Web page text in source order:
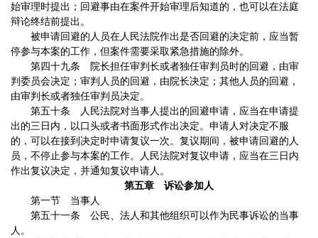
始审理时提出；回避事由在案件开始审理后知道的，也可以在法庭
辩论终结前提出。
被申请回避的人员在人民法院作出是否回避的决定前，应当暂
停参与本案的工作，但案件需要采取紧急措施的除外。
第四十九条 院长担任审判长或者独任审判员时的回避，由审
判委员会决定；审判人员的回避，由院长决定；其他人员的回避，
由审判长或者独任审判员决定。
第五十条 人民法院对当事人提出的回避申请，应当在申请提
出的三日内，以口头或者书面形式作出决定。申请人对决定不服
的，可以在接到决定时申请复议一次。复议期间，被申请回避的人
员，不停止参与本案的工作。人民法院对复议申请，应当在三日内
作出复议决定，并通知复议申请人。
第五章 诉讼参加人
第一节 当事人
第五十一条 公民、法人和其他组织可以作为民事诉讼的当事
人。